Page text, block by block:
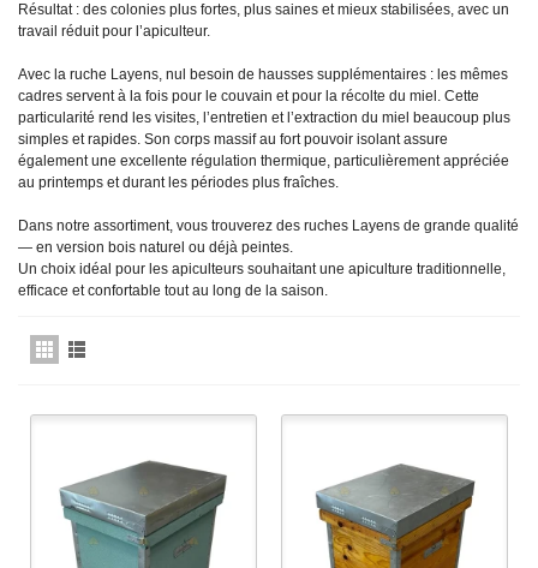
Résultat : des colonies plus fortes, plus saines et mieux stabilisées, avec un
travail réduit pour l’apiculteur.
Avec la ruche Layens, nul besoin de hausses supplémentaires : les mêmes
cadres servent à la fois pour le couvain et pour la récolte du miel. Cette
particularité rend les visites, l’entretien et l’extraction du miel beaucoup plus
simples et rapides. Son corps massif au fort pouvoir isolant assure
également une excellente régulation thermique, particulièrement appréciée
au printemps et durant les périodes plus fraîches.
Dans notre assortiment, vous trouverez des ruches Layens de grande qualité
— en version bois naturel ou déjà peintes.
Un choix idéal pour les apiculteurs souhaitant une apiculture traditionnelle,
efficace et confortable tout au long de la saison.